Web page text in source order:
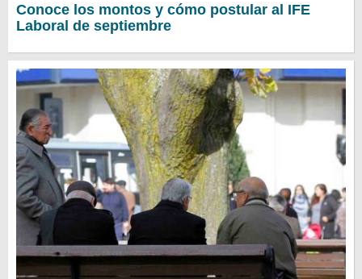
Conoce los montos y cómo postular al IFE
Laboral de septiembre